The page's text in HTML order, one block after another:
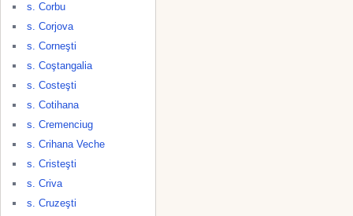
s. Corbu
s. Corjova
s. Corneşti
s. Coştangalia
s. Costeşti
s. Cotihana
s. Cremenciug
s. Crihana Veche
s. Cristeşti
s. Criva
s. Cruzeşti